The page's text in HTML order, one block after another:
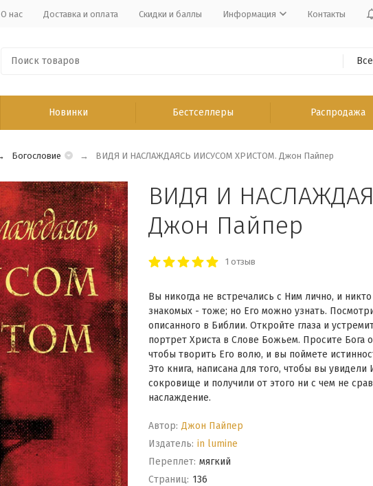
О нас Доставка и оплата Скидки и баллы Информация Контакты
Новинки Бестселлеры Распродажа
Богословие ВИДЯ И НАСЛАЖДАЯСЬ ИИСУСОМ ХРИСТОМ. Джон Пайпер
ВИДЯ И
Джон Пайпер
1 отзыв
Вы никогда не встречались с Ним лично, и
знакомых - тоже; но Его можно узнать.
описанного в Библии. Откройте глаза и
портрет Христа в Слове Божьем. Просите Бога о
чтобы творить Его волю, и вы поймете
Это книга, написана для того, чтобы вы увидели
сокровище и получили от этого ни с чем не
наслаждение.
Автор: Джон Пайпер
Издатель: in lumine
Переплет: мягкий
Cтраниц: 136